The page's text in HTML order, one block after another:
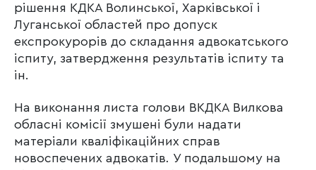
рішення КДКА Волинської, Харківської і
Луганської областей про допуск
експрокурорів до складання адвокатського
іспиту, затвердження результатів іспиту та
ін.
На виконання листа голови ВКДКА Вилкова
обласні комісії змушені були надати
матеріали кваліфікаційних справ
новоспечених адвокатів. У подальшому на